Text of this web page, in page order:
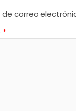
de correo
*